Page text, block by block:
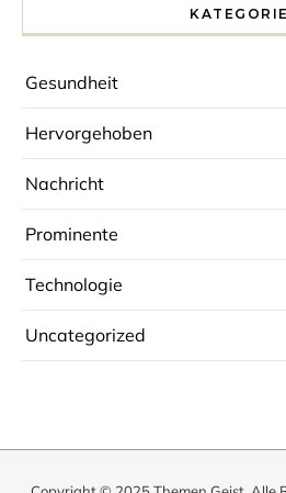
Gesundheit
Hervorgehoben
Nachricht
Prominente
Technologie
Uncategorized